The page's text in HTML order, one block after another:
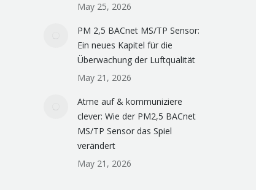
May 25, 2026
PM 2,5 BACnet MS/TP Sensor:
Ein neues Kapitel für die
Überwachung der Luftqualität
May 21, 2026
Atme auf & kommuniziere
clever: Wie der PM2,5 BACnet
MS/TP Sensor das Spiel
verändert
May 21, 2026